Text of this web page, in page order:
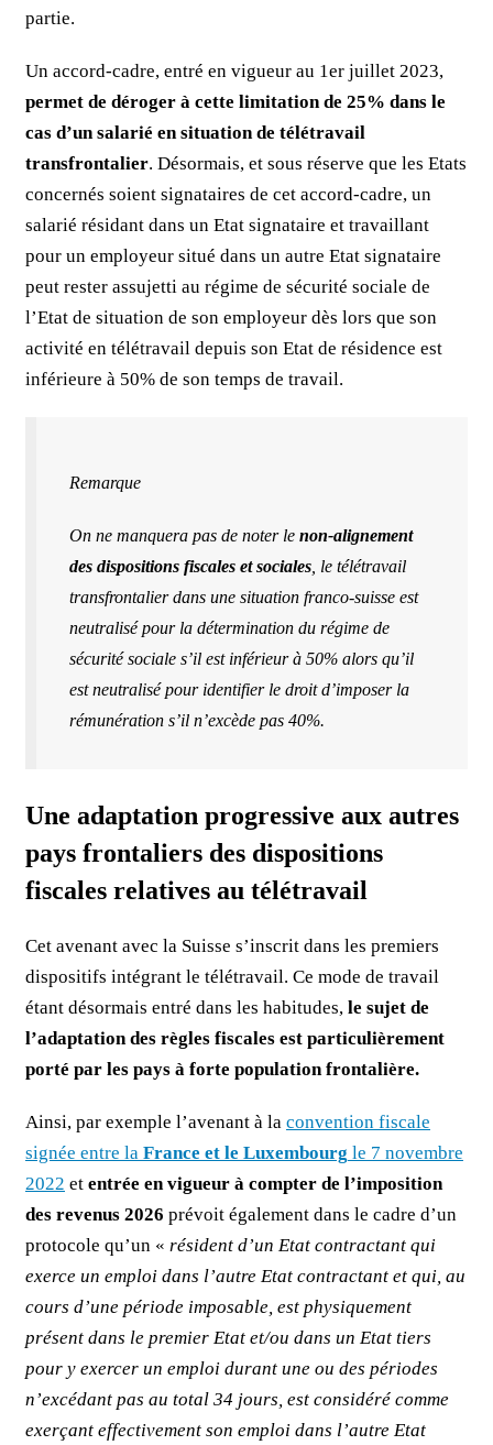
partie.
Un accord-cadre, entré en vigueur au 1er juillet 2023,
permet de déroger à cette limitation de 25% dans le
cas d’un salarié en situation de télétravail
transfrontalier. Désormais, et sous réserve que les Etats
concernés soient signataires de cet accord-cadre, un
salarié résidant dans un Etat signataire et travaillant
pour un employeur situé dans un autre Etat signataire
peut rester assujetti au régime de sécurité sociale de
l’Etat de situation de son employeur dès lors que son
activité en télétravail depuis son Etat de résidence est
inférieure à 50% de son temps de travail.
Remarque
On ne manquera pas de noter le non-alignement
des dispositions fiscales et sociales , le télétravail
transfrontalier dans une situation franco-suisse est
neutralisé pour la détermination du régime de
sécurité sociale s’il est inférieur à 50% alors qu’il
est neutralisé pour identifier le droit d’imposer la
rémunération s’il n’excède pas 40%.
Une adaptation progressive aux autres
pays frontaliers des dispositions
fiscales relatives au télétravail
Cet avenant avec la Suisse s’inscrit dans les premiers
dispositifs intégrant le télétravail. Ce mode de travail
étant désormais entré dans les habitudes, le sujet de
l’adaptation des règles fiscales est particulièrement
porté par les pays à forte population frontalière.
Ainsi, par exemple l’avenant à la convention fiscale
signée entre la France et le Luxembourg le 7 novembre
2022 et entrée en vigueur à compter de l’imposition
des revenus 2026 prévoit également dans le cadre d’un
protocole qu’un « résident d’un Etat contractant qui
exerce un emploi dans l’autre Etat contractant et qui, au
cours d’une période imposable, est physiquement
présent dans le premier Etat et/ou dans un Etat tiers
pour y exercer un emploi durant une ou des périodes
n’excédant pas au total 34 jours, est considéré comme
exerçant effectivement son emploi dans l’autre Etat